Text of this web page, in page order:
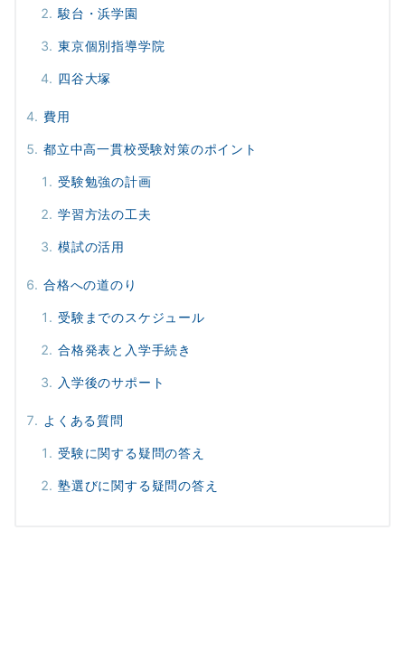
駿台・浜学園
東京個別指導学院
四谷大塚
費用
都立中高一貫校受験対策のポイント
受験勉強の計画
学習方法の工夫
模試の活用
合格への道のり
受験までのスケジュール
合格発表と入学手続き
入学後のサポート
よくある質問
受験に関する疑問の答え
塾選びに関する疑問の答え